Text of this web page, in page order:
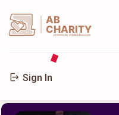
AB
CHARITY
powerd by ahblicklive.com
Sign In